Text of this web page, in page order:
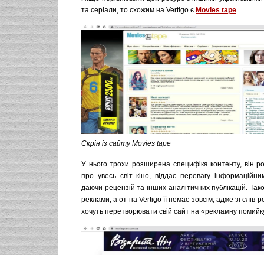
та серіали, то схожим на Vertigo є Movies tape .
Скрін із сайту Movies tape
У нього трохи розширена специфіка контенту, він
про увесь світ кіно, віддає перевагу
даючи рецензій та інших аналітичних публікацій.
реклами, а от на Vertigo її немає зовсім, адже зі слів
хочуть перетворювати свій сайт на «рекламну